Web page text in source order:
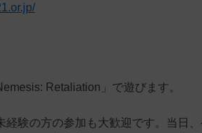
Retaliation」で遊びます。
経験の方の参加も大歓迎です。当日